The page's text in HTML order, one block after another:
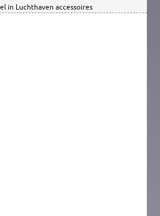
in Luchthaven accessoires